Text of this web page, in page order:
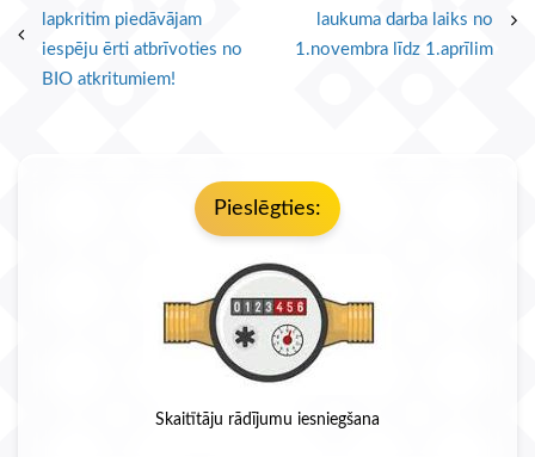
lapkritim piedāvājam
iespēju ērti atbrīvoties no
BIO atkritumiem!
laukuma darba laiks no
1.novembra līdz 1.aprīlim
Pieslēgties:
Skaitītāju rādījumu iesniegšana